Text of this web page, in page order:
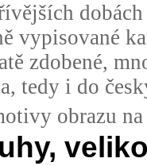
vypisované
zdobené,
tedy i do
obrazu